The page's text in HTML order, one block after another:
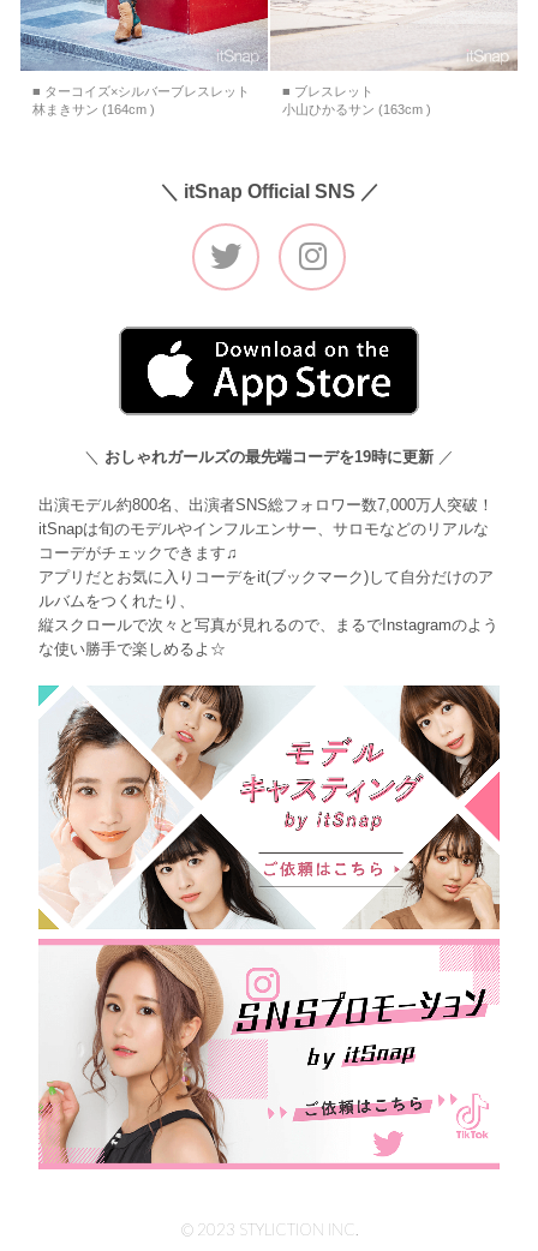
■ ターコイズ×シルバーブレスレット
林まきサン (164cm )
■ ブレスレット
小山ひかるサン (163cm )
＼ itSnap Official SNS ／
＼ おしゃれガールズの最先端コーデを19時に更新 ／
出演モデル約800名、出演者SNS総フォロワー数7,000万人突破！
itSnapは旬のモデルやインフルエンサー、サロモなどのリアルな
コーデがチェックできます♫
アプリだとお気に入りコーデをit(ブックマーク)して自分だけのア
ルバムをつくれたり、
縦スクロールで次々と写真が見れるので、まるでInstagramのよう
な使い勝手で楽しめるよ☆
© 2023 STYLICTION INC.